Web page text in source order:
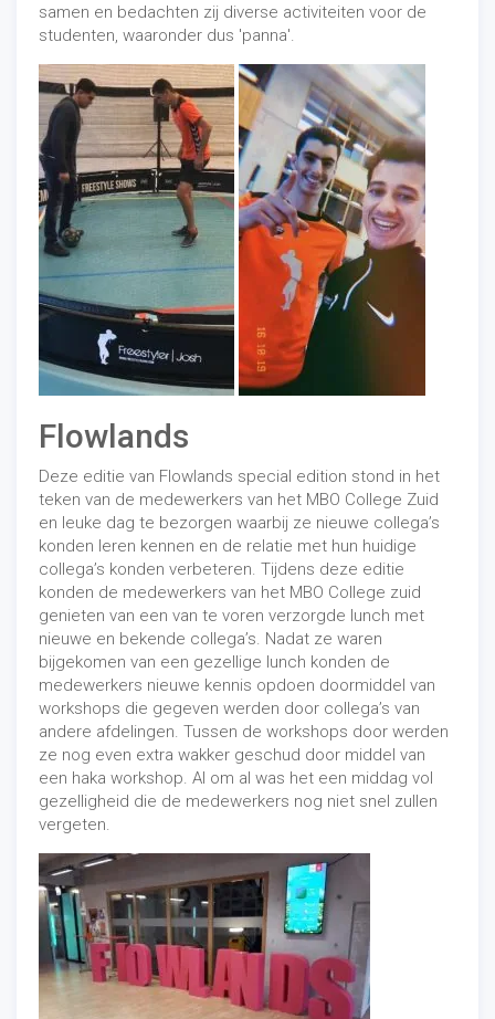
samen en bedachten zij diverse activiteiten voor de
studenten, waaronder dus 'panna'.
Flowlands
Deze editie van Flowlands special edition stond in het
teken van de medewerkers van het MBO College Zuid
en leuke dag te bezorgen waarbij ze nieuwe collega’s
konden leren kennen en de relatie met hun huidige
collega’s konden verbeteren. Tijdens deze editie
konden de medewerkers van het MBO College zuid
genieten van een van te voren verzorgde lunch met
nieuwe en bekende collega’s. Nadat ze waren
bijgekomen van een gezellige lunch konden de
medewerkers nieuwe kennis opdoen doormiddel van
workshops die gegeven werden door collega’s van
andere afdelingen. Tussen de workshops door werden
ze nog even extra wakker geschud door middel van
een haka workshop. Al om al was het een middag vol
gezelligheid die de medewerkers nog niet snel zullen
vergeten.